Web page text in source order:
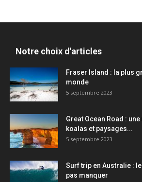
Notre choix d'articles
Fraser Island : la plus
monde
5 septembre 2023
Great Ocean Road :
koalas et paysages...
5 septembre 2023
Surf trip en Australie :
pas manquer